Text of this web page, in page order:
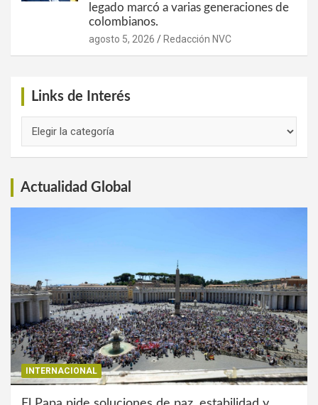
legado marcó a varias generaciones de
colombianos.
agosto 5, 2026 Redacción NVC
Links de Interés
Actualidad Global
INTERNACIONAL